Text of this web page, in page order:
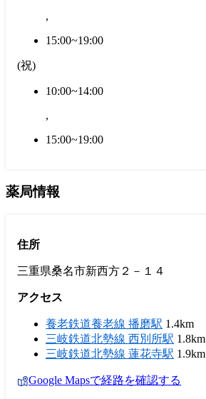
,
15:00~19:00
(祝)
10:00~14:00
,
15:00~19:00
薬局情報
住所
三重県桑名市新西方２－１４
アクセス
養老鉄道養老線 播磨駅 1.4km
三岐鉄道北勢線 西別所駅 1.8km
三岐鉄道北勢線 蓮花寺駅 1.9km
Google Mapsで経路を確認する